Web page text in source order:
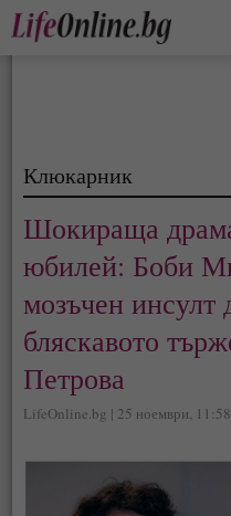
Клюкарник
Шокираща
юбилей: Боби
мозъчен инсулт
бляскавото
Петрова
LifeOnline.bg | 25 ноември,